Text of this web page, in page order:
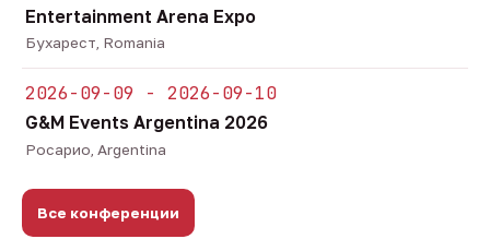
Entertainment Arena Expo
Бухарест, Romania
2026-09-09 - 2026-09-10
G&M Events Argentina 2026
Росарио, Argentina
Все конференции